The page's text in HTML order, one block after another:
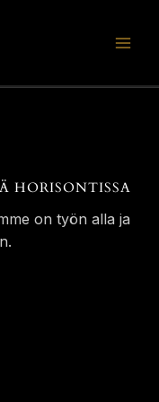
HORISONTISSA
on työn alla ja